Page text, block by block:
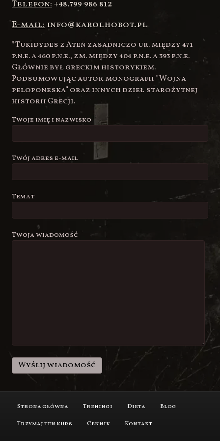
dzieci, firm oraz online
Telefon: +48.799 986 812
E-mail:info@karolhobot.pl
*Tukidydes z Aten zasadniczo ur. między 471
p.n.e. a 460 p.n.e., zm. między 404 p.n.e. a 393 p.n.e.
Głównie był greckim historykiem.
Podsumowując autor monografii
peloponeska" oraz innych dzieł starożytnej
historii Grecji.
Twoje imię i nazwisko
Twój adres e-mail
Temat